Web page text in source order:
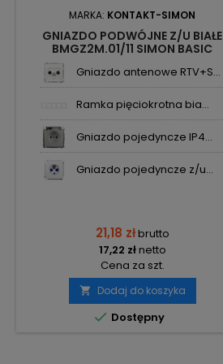
MARKA: KONTAKT-SIMON
GNIAZDO PODWÓJNE Z/U BIAŁE
BMGZ2M.01/11 SIMON BASIC
Gniazdo antenowe RTV+S...
Ramka pięciokrotna bia...
Gniazdo pojedyncze IP4...
Gniazdo pojedyncze z/u...
21,18 złbrutto
17,22 złnetto
Cena za szt.
 Dodaj do koszyka
 Dostępny